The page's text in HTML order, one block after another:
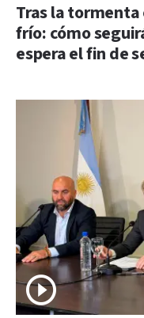
Tras la tormenta
frío: cómo
espera el fin de